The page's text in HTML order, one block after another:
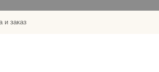
и заказ